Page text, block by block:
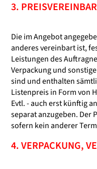
3.
Die im Angebot
anderes vereinbart ist,
Leistungen des
Verpackung und
sind und enthalten
Listenpreis in Form von
Evtl. - auch erst künftig
separat anzugeben. Der
sofern kein anderer
4. VERPACKUNG,